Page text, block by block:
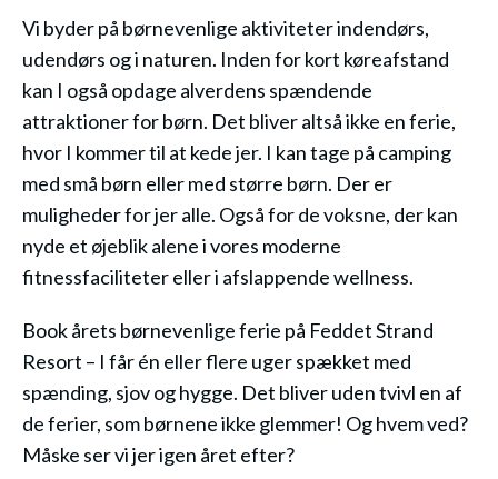
Vi byder på børnevenlige aktiviteter indendørs,
udendørs og i naturen. Inden for kort køreafstand
kan I også opdage alverdens spændende
attraktioner for børn. Det bliver altså ikke en ferie,
hvor I kommer til at kede jer. I kan tage på camping
med små børn eller med større børn. Der er
muligheder for jer alle. Også for de voksne, der kan
nyde et øjeblik alene i vores moderne
fitnessfaciliteter eller i afslappende wellness.
Book årets børnevenlige ferie på Feddet Strand
Resort – I får én eller flere uger spækket med
spænding, sjov og hygge. Det bliver uden tvivl en af
de ferier, som børnene ikke glemmer! Og hvem ved?
Måske ser vi jer igen året efter?